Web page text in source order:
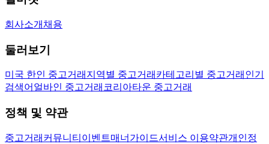
회사소개 채용
둘러보기
미국 한인 중고거래 지역별 중고거래 카테고리별 중고거래 인기
검색어 얼바인 중고거래 코리아타운 중고거래
정책 및 약관
중고거래 커뮤니티 이벤트매너가이드서비스 이용약관개인정